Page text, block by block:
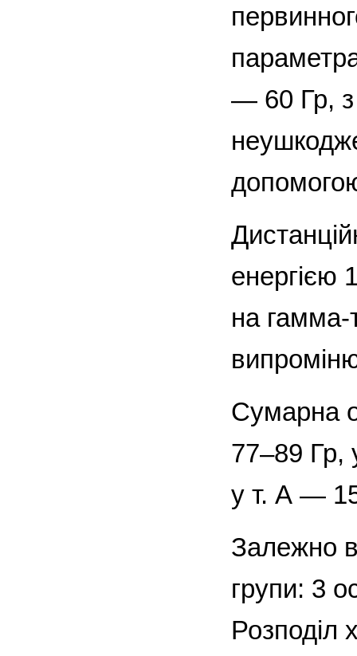
— 60 Гр, з
енергією
на гамма-
Сумарна
77–89
у т. А —
Залежно
групи: 3
Розподіл